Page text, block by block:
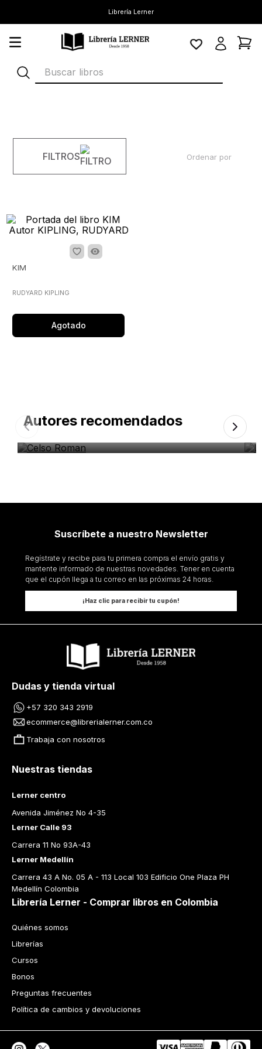
Librería Lerner
Buscar libros
FILTROS Ordenar por
KIM
RUDYARD KIPLING
Agotado
Autores recomendados
Suscríbete a nuestro Newsletter
Regístrate y recibe para tu primera compra el envío gratis y
mantente informado de nuestras novedades. Tener en cuenta
que el cupón llega a tu correo en las próximas 24 horas.
¡Haz clic para recibir tu cupón!
Dudas y tienda virtual
+57 320 343 2919
ecommerce@librerialerner.com.co
Trabaja con nosotros
Nuestras tiendas
Lerner centro
Avenida Jiménez No 4-35
Lerner Calle 93
Carrera 11 No 93A-43
Lerner Medellín
Carrera 43 A No. 05 A - 113 Local 103 Edificio One Plaza PH
Medellín Colombia
Librería Lerner - Comprar libros en Colombia
Quiénes somos
Librerías
Cursos
Bonos
Preguntas frecuentes
Política de cambios y devoluciones